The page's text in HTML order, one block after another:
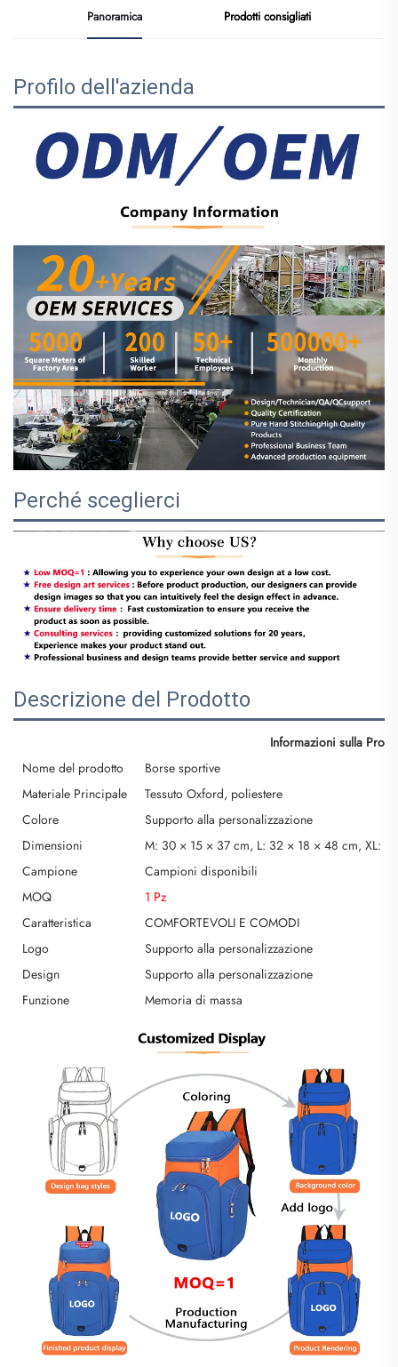
Panoramica Prodotti consigliati
Profilo dell'azienda
Perché sceglierci
Descrizione del Prodotto
Informazioni sulla
Nome del prodotto
Borse sportive
Materiale Principale
Tessuto Oxford, poliestere
Colore
Supporto alla personalizzazione
Dimensioni
M: 30 × 15 × 37 cm, L: 32 × 18 × 48 cm, XL:
Campione
Campioni disponibili
MOQ
1 Pz
Caratteristica
COMFORTEVOLI E COMODI
Logo
Supporto alla personalizzazione
Design
Supporto alla personalizzazione
Funzione
Memoria di massa